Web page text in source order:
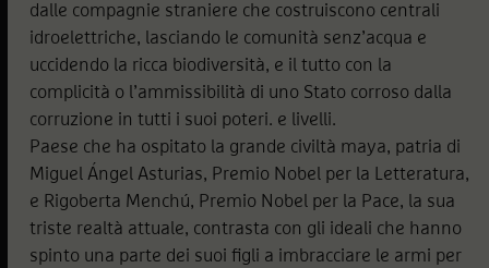
dalle compagnie straniere che costruiscono centrali
idroelettriche, lasciando le comunità senz’acqua e
uccidendo la ricca biodiversità, e il tutto con la
complicità o l’ammissibilità di uno Stato corroso dalla
corruzione in tutti i suoi poteri. e livelli.
Paese che ha ospitato la grande civiltà maya, patria di
Miguel Ángel Asturias, Premio Nobel per la Letteratura,
e Rigoberta Menchú, Premio Nobel per la Pace, la sua
triste realtà attuale, contrasta con gli ideali che hanno
spinto una parte dei suoi figli a imbracciare le armi per